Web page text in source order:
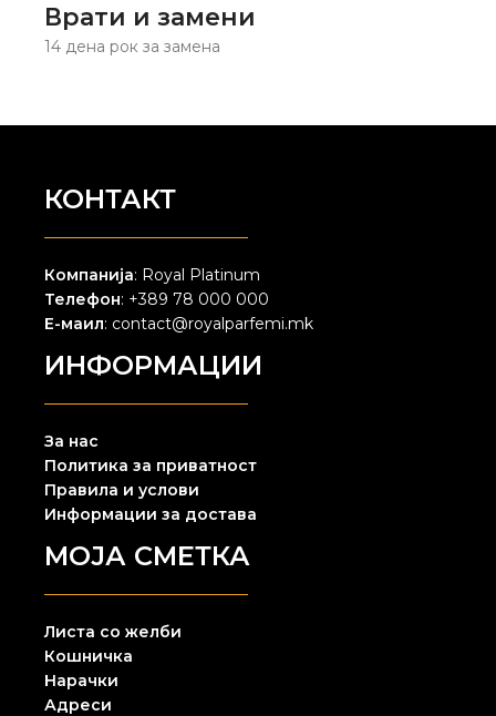
Врати и замени
14 дена рок за замена
КОНТАКТ
Компанија: Royal Platinum
Телефон: +389 78 000 000
Е-маил: contact@royalparfemi.mk
ИНФОРМАЦИИ
За нас
Политика за приватност
Правила и услови
Информации за достава
МОЈА СМЕТКА
Листа со желби
Кошничка
Нарачки
Адреси